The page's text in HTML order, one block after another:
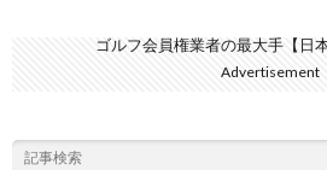
ゴルフ会員権業者の最大手【日
Advertisement